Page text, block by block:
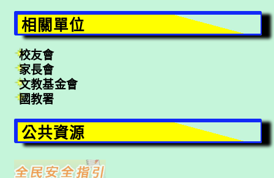
相關單位
校友會
家長會
文教基金會
國教署
公共資源